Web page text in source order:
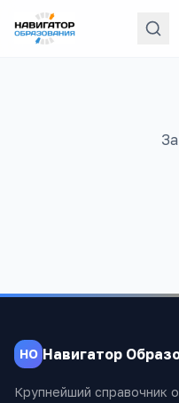
НО Навигатор
Крупнейший справочник